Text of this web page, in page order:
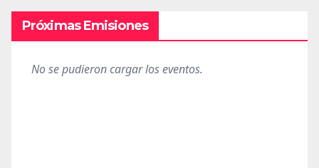
Próximas Emisiones